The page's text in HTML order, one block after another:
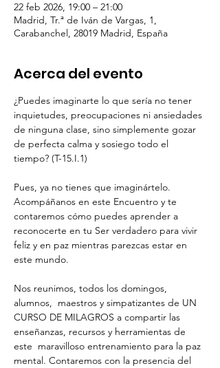
22 feb 2026, 19:00 – 21:00
Madrid, Tr.ª de Iván de Vargas, 1,
Carabanchel, 28019 Madrid, España
Acerca del evento
¿Puedes imaginarte lo que sería no tener
inquietudes, preocupaciones ni ansiedades
de ninguna clase, sino simplemente gozar
de perfecta calma y sosiego todo el
tiempo? (T-15.I.1)
Pues, ya no tienes que imaginártelo.
Acompáñanos en este Encuentro y te
contaremos cómo puedes aprender a
reconocerte en tu Ser verdadero para vivir
feliz y en paz mientras parezcas estar en
este mundo.
Nos reunimos, todos los domingos,
alumnos,  maestros y simpatizantes de UN
CURSO DE MILAGROS a compartir las
enseñanzas, recursos y herramientas de
este  maravilloso entrenamiento para la paz
mental. Contaremos con la presencia del